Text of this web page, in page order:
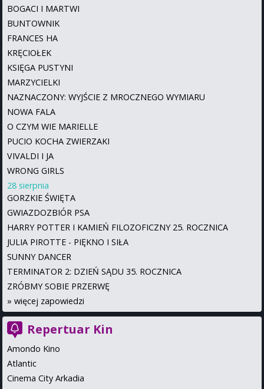
BOGACI I MARTWI
BUNTOWNIK
FRANCES HA
KRĘCIOŁEK
KSIĘGA PUSTYNI
MARZYCIELKI
NAZNACZONY: WYJŚCIE Z MROCZNEGO WYMIARU
NOWA FALA
O CZYM WIE MARIELLE
PUCIO KOCHA ZWIERZAKI
VIVALDI I JA
WRONG GIRLS
28 sierpnia
GORZKIE ŚWIĘTA
GWIAZDOZBIÓR PSA
HARRY POTTER I KAMIEŃ FILOZOFICZNY 25. ROCZNICA
JULIA PIROTTE - PIĘKNO I SIŁA
SUNNY DANCER
TERMINATOR 2: DZIEŃ SĄDU 35. ROCZNICA
ZRÓBMY SOBIE PRZERWĘ
» więcej zapowiedzi
Repertuar Kin
Amondo Kino
Atlantic
Cinema City Arkadia